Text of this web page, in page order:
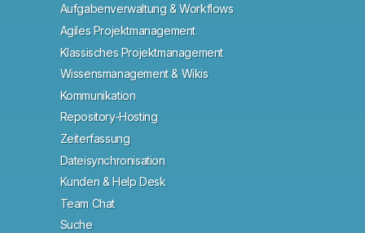
Aufgabenverwaltung & Workflows
Agiles Projektmanagement
Klassisches Projektmanagement
Wissensmanagement & Wikis
Kommunikation
Repository-Hosting
Zeiterfassung
Dateisynchronisation
Kunden & Help Desk
Team Chat
Suche